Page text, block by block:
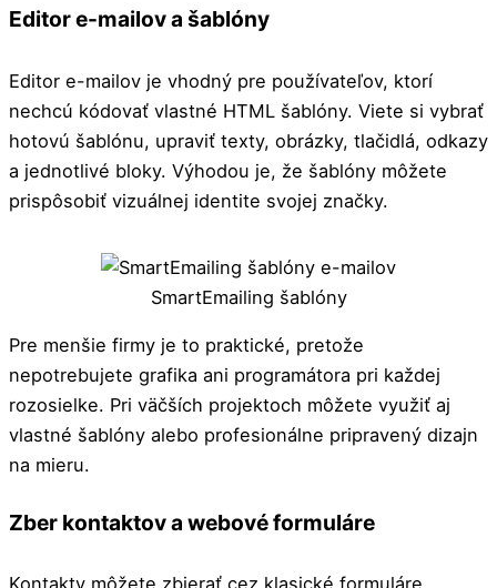
Editor e-mailov a šablóny
Editor e-mailov je vhodný pre používateľov, ktorí
nechcú kódovať vlastné HTML šablóny. Viete si vybrať
hotovú šablónu, upraviť texty, obrázky, tlačidlá, odkazy
a jednotlivé bloky. Výhodou je, že šablóny môžete
prispôsobiť vizuálnej identite svojej značky.
SmartEmailing šablóny
Pre menšie firmy je to praktické, pretože
nepotrebujete grafika ani programátora pri každej
rozosielke. Pri väčších projektoch môžete využiť aj
vlastné šablóny alebo profesionálne pripravený dizajn
na mieru.
Zber kontaktov a webové formuláre